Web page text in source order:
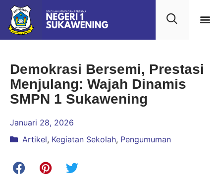
Demokrasi Bersemi, Prestasi
Menjulang: Wajah Dinamis
SMPN 1 Sukawening
Januari 28, 2026
Artikel, Kegiatan Sekolah, Pengumuman